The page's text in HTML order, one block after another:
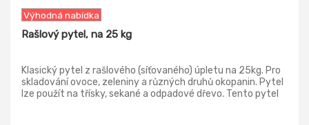
Výhodná nabídka
Rašlový pytel, na 25 kg
Klasický pytel z rašlového (síťovaného) úpletu na 25kg. Pro
skladování ovoce, zeleniny a různých druhů okopanin. Pytel
lze použít na třísky, sekané a odpadové dřevo. Tento pytel